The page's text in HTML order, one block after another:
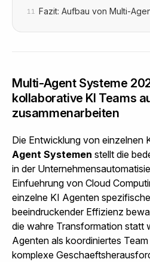
11 Fazit: Aufbau von Multi-
Multi-Agent Systeme
kollaborative KI Teams
zusammenarbeiten
Die Entwicklung von einzelnen
Agent Systemen stellt die
in der
Einfuehrung von Cloud
einzelne KI Agenten
beeindruckender Effizienz
die wahre Transformation statt
Agenten als koordiniertes
komplexe